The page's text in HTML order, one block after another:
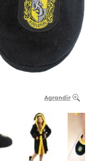
Agrandir